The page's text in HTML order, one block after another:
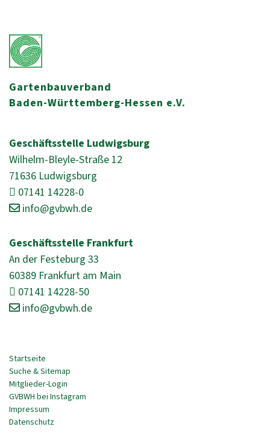
Gartenbauverband
Baden-Württemberg-Hessen e.V.
Geschäftsstelle Ludwigsburg
Wilhelm-Bleyle-Straße 12
71636 Ludwigsburg
07141 14228-0
info@gvbwh.de
Geschäftsstelle Frankfurt
An der Festeburg 33
60389 Frankfurt am Main
07141 14228-50
info@gvbwh.de
Startseite
Suche & Sitemap
Mitglieder-Login
GVBWH bei Instagram
Impressum
Datenschutz